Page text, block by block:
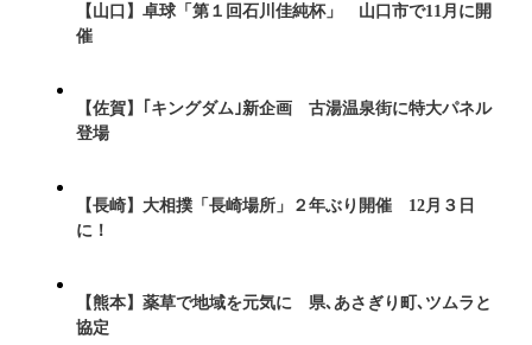
【山口】卓球「第１回石川佳純杯」 山口市で11月に開
催
【佐賀】｢キングダム｣新企画 古湯温泉街に特大パネル
登場
【長崎】大相撲「長崎場所」２年ぶり開催 12月３日
に！
【熊本】薬草で地域を元気に 県､あさぎり町､ツムラと
協定